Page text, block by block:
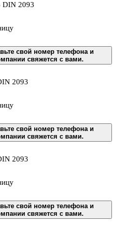
DIN 2093
свой номер телефона и
свяжется с вами.
2093
свой номер телефона и
свяжется с вами.
2093
свой номер телефона и
свяжется с вами.